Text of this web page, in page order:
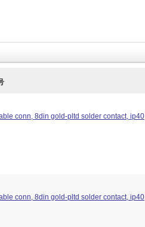
conn, 8din gold-pltd solder contact, ip40
conn, 8din gold-pltd solder contact, ip40